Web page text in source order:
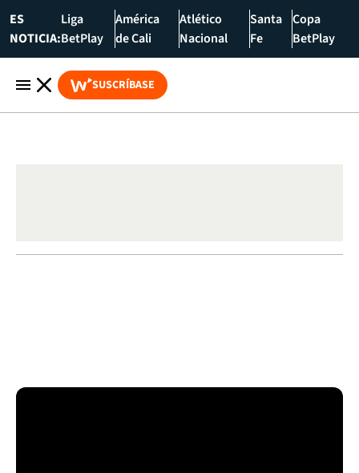
ES
NOTICIA:
Liga
BetPlay
América
de Cali
Atlético
Nacional
Santa
Fe
Copa
BetPlay
SUSCRÍBASE